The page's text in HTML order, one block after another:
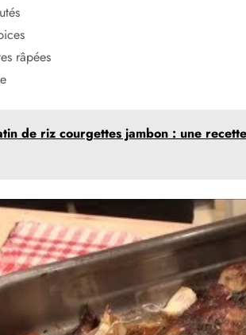
râpées
de riz courgettes jambon : une